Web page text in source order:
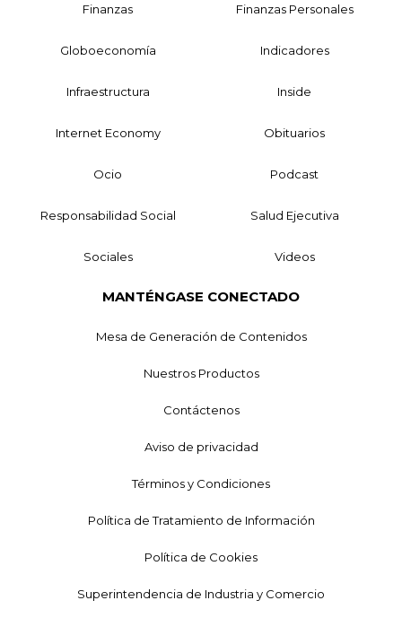
Finanzas Finanzas Personales
Globoeconomía Indicadores
Infraestructura Inside
Internet Economy Obituarios
Ocio Podcast
Responsabilidad Social Salud Ejecutiva
Sociales Videos
MANTÉNGASE CONECTADO
Mesa de Generación de Contenidos
Nuestros Productos
Contáctenos
Aviso de privacidad
Términos y Condiciones
Política de Tratamiento de Información
Política de Cookies
Superintendencia de Industria y Comercio